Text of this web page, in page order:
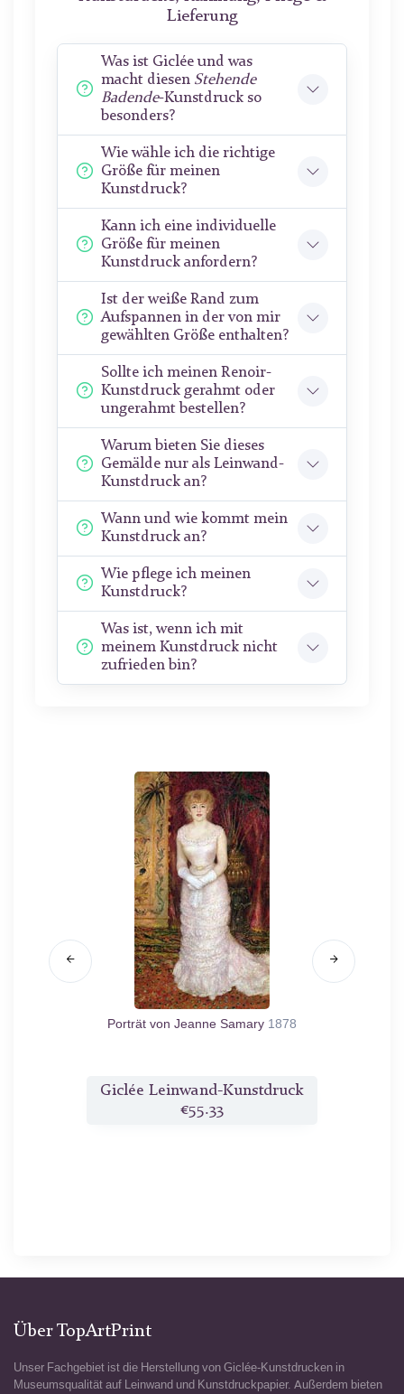
Lieferung
Was ist Giclée und was
macht diesen Stehende
Badende-Kunstdruck so
besonders?
Wie wähle ich die richtige
Größe für meinen
Kunstdruck?
Kann ich eine individuelle
Größe für meinen
Kunstdruck anfordern?
Ist der weiße Rand zum
Aufspannen in der von mir
gewählten Größe enthalten?
Sollte ich meinen Renoir-
Kunstdruck gerahmt oder
ungerahmt bestellen?
Warum bieten Sie dieses
Gemälde nur als Leinwand-
Kunstdruck an?
Wann und wie kommt mein
Kunstdruck an?
Wie pflege ich meinen
Kunstdruck?
Was ist, wenn ich mit
meinem Kunstdruck nicht
zufrieden bin?
Porträt von Jeanne Samary 1878
Giclée Leinwand-Kunstdruck
€55.33
Über TopArtPrint
Unser Fachgebiet ist die Herstellung von Giclée-Kunstdrucken in
Museumsqualität auf Leinwand und Kunstdruckpapier. Außerdem bieten